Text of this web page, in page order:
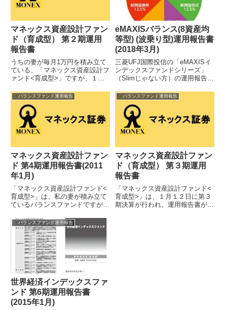
マネックス資産設計ファン
ド（育成型） 第２期運用
報告書
うちの妻が毎月1万円を積み立て
ている、「マネックス資産設計フ
ァンド<育成型>」ですが、１月
報告書がUPされていましたので
まとめてお...
eMAXISバランス(8資産均
等型) (波乗り型)運用報告書
(2018年3月)
三菱UFJ国際投信の「eMAXISイ
ンデックスファンドシリーズ」
（Slimじゃない方）の運用報告書
規にeMAXISバランスを購入す...
バランスファンド運用報告
マネックス資産設計ファン
ド 第4期運用報告書(2011
年1月)
「マネックス資産設計ファンド<
育成型>」は、私の妻が積み立て
ているバランスファンドですが、
運用報告書がUPされていまし
た。 マネ...
バランスファンド運用報告
マネックス資産設計ファン
ド（育成型） 第３期運用
報告書
「マネックス資産設計ファンド<
育成型>」は、１月１２日に第３
期決算が行われ、運用報告書が
バランスファンド運用報告
世界経済インデックスファ
ンド 第6期運用報告書
(2015年1月)